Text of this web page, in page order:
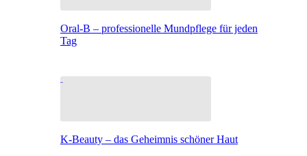
Oral-B – professionelle Mundpflege für jeden
Tag
K-Beauty – das Geheimnis schöner Haut